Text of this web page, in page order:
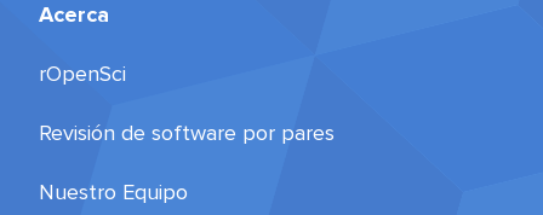
Acerca
rOpenSci
Revisión de software por pares
Nuestro Equipo